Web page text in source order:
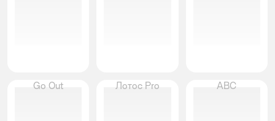
Go Out Лотос Pro АВС